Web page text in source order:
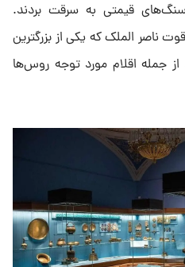
قیمتی به سرقت بردند.
ناصر الملک که یکی از بزرگترین
جمله اقلام مورد توجه روس‌ها